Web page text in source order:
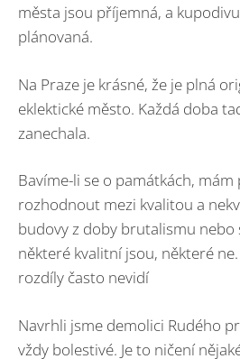
města jsou příjemná, a
plánovaná.
Na Praze je krásné, že je plná
eklektické město. Každá doba
zanechala.
Bavíme-li se o památkách,
rozhodnout mezi kvalitou a
budovy z doby brutalismu nebo
některé kvalitní jsou, některé
rozdíly často nevidí
Navrhli jsme demolici Rudého
vždy bolestivé. Je to ničení